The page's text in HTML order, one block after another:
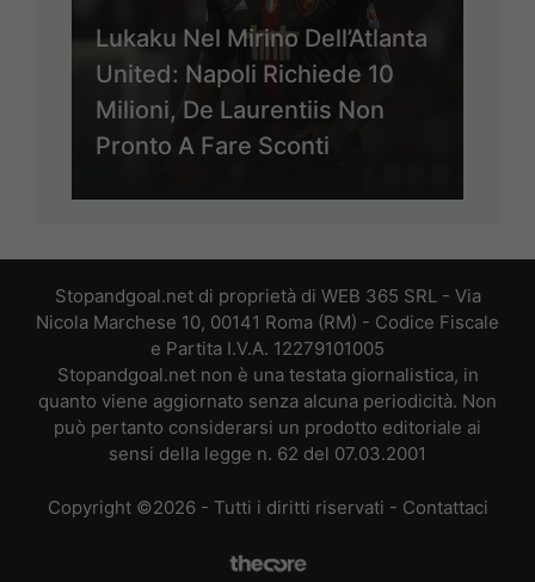
Lukaku Nel Mirino Dell’Atlanta
United: Napoli Richiede 10
Milioni, De Laurentiis Non
Pronto A Fare Sconti
Stopandgoal.net di proprietà di WEB 365 SRL - Via
Nicola Marchese 10, 00141 Roma (RM) - Codice Fiscale
e Partita I.V.A. 12279101005
Stopandgoal.net non è una testata giornalistica, in
quanto viene aggiornato senza alcuna periodicità. Non
può pertanto considerarsi un prodotto editoriale ai
sensi della legge n. 62 del 07.03.2001
Copyright ©2026 - Tutti i diritti riservati - Contattaci